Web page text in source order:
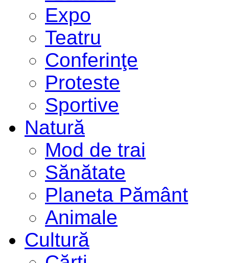
Expo
Teatru
Conferinţe
Proteste
Sportive
Natură
Mod de trai
Sănătate
Planeta Pământ
Animale
Cultură